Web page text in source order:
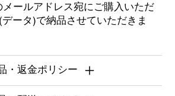
ールアドレス宛にご購入いただ
ータ)で納品させていただきま
・返金ポリシー